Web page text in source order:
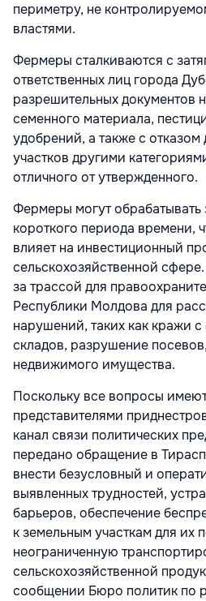
периметру, не
властями.
Фермеры сталкиваются с
ответственных лиц города
разрешительных документов
семенного материала,
удобрений, а также с отказом
участков другими
отличного от утвержденного.
Фермеры могут обрабатывать
короткого периода времени,
влияет на инвестиционный
сельскохозяйственной
за трассой для
Республики Молдова для
нарушений, таких как кражи
складов, разрушение
недвижимого имущества.
Поскольку все вопросы
представителями
канал связи политических
передано обращение в
внести безусловный и
выявленных трудностей,
барьеров, обеспечение
к земельным участкам для их
неограниченную
сельскохозяйственной
сообщении Бюро политик по